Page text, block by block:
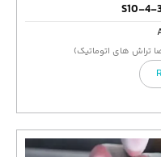
S10-4-
تراش های اتوماتیک)